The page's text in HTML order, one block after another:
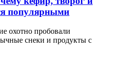
популярными
охотно пробовали
снеки и продукты с